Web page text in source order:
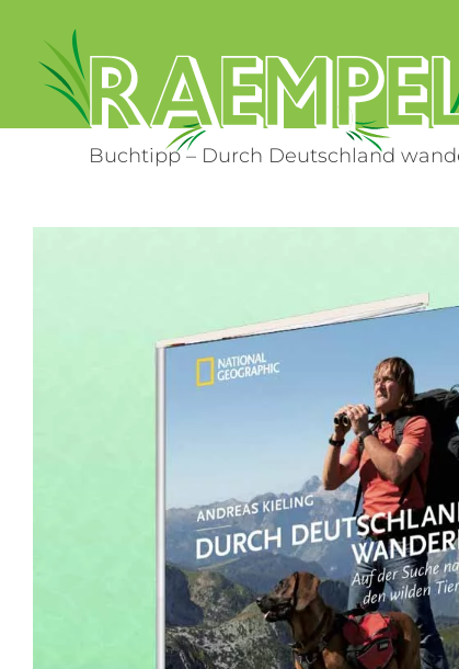
springen
Buchtipp – Durch Deutschland